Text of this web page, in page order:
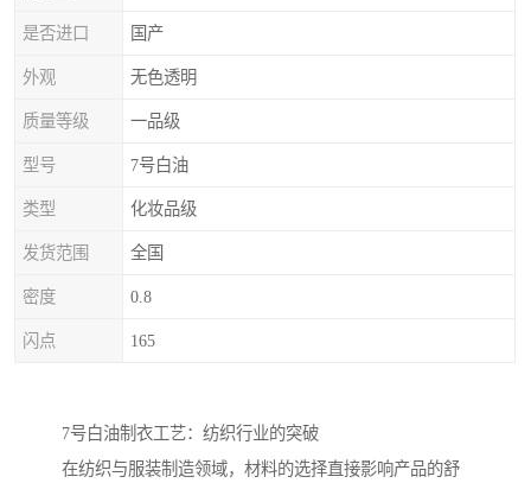
是否进口 国产
外观 无色透明
质量等级 一品级
型号 7号白油
类型 化妆品级
发货范围 全国
密度 0.8
闪点 165
7号白油制衣工艺：纺织行业的突破
在纺织与服装制造领域，材料的选择直接影响产品的舒